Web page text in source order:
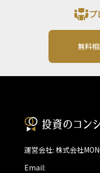
無料
運営会社: 株式会社
Email: